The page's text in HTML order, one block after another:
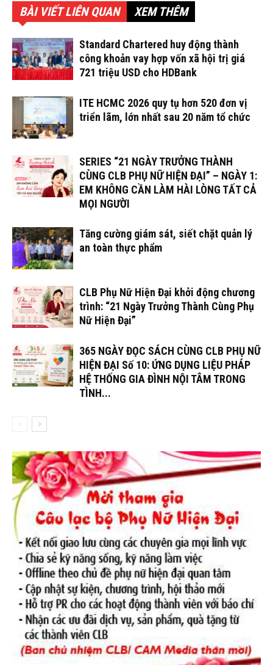
BÀI VIẾT LIÊN QUAN XEM THÊM
Standard Chartered huy động thành
công khoản vay hợp vốn xã hội trị giá
721 triệu USD cho HDBank
ITE HCMC 2026 quy tụ hơn 520 đơn vị
triển lãm, lớn nhất sau 20 năm tổ chức
SERIES “21 NGÀY TRƯỞNG THÀNH
CÙNG CLB PHỤ NỮ HIỆN ĐẠI” – NGÀY 1:
EM KHÔNG CẦN LÀM HÀI LÒNG TẤT CẢ
MỌI NGƯỜI
Tăng cường giám sát, siết chặt quản lý
an toàn thực phẩm
CLB Phụ Nữ Hiện Đại khởi động chương
trình: “21 Ngày Trưởng Thành Cùng Phụ
Nữ Hiện Đại”
365 NGÀY ĐỌC SÁCH CÙNG CLB PHỤ NỮ
HIỆN ĐẠI Số 10: ỨNG DỤNG LIỆU PHÁP
HỆ THỐNG GIA ĐÌNH NỘI TÂM TRONG
TÌNH...